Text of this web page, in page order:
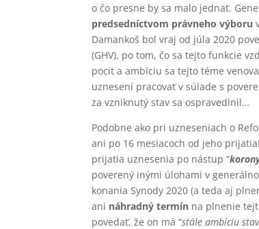
o čo presne by sa malo jednať.
predsedníctvom právneho výboru
Damankoš bol vraj od júla 2020
(GHV), po tom, čo sa tejto funkcie
pocit a ambíciu sa tejto téme
uznesení pracovať v súlade s
za vzniknutý stav sa ospravedlnil…
Podobne ako pri uzneseniach o
ani po 16 mesiacoch od jeho
prijatia uznesenia po nástup “
poverený inými úlohami v
konania Synody 2020 (a teda aj
ani náhradný termín na plnenie
povedať, že on má “stále ambíciu